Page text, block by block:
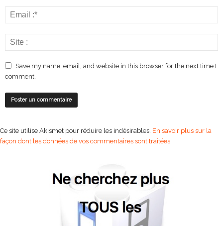
Save my name, email, and website in this browser for the next time I
comment.
Ce site utilise Akismet pour réduire les indésirables. En savoir plus sur la
façon dont les données de vos commentaires sont traitées.